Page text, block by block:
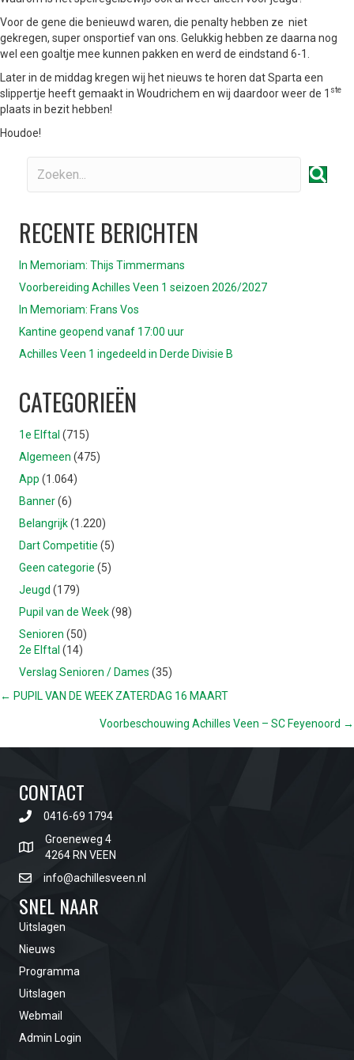
Voor de gene die benieuwd waren, die penalty hebben ze niet
gekregen, super onsportief van ons. Gelukkig hebben ze daarna nog
wel een goaltje mee kunnen pakken en werd de eindstand 6-1.
Later in de middag kregen wij het nieuws te horen dat Sparta een
slippertje heeft gemaakt in Woudrichem en wij daardoor weer de 1 ste
plaats in bezit hebben!
Houdoe!
RECENTE BERICHTEN
In Memoriam: Thijs Timmermans
Voorbereiding Achilles Veen 1 seizoen 2026/2027
In Memoriam: Frans Vos
Kantine geopend vanaf 17:00 uur
Achilles Veen 1 ingedeeld in Derde Divisie B
CATEGORIEËN
1e Elftal (715)
Algemeen (475)
App (1.064)
Banner(6)
Belangrijk(1.220)
Dart Competitie (5)
Geen categorie (5)
Jeugd (179)
Pupil van de Week(98)
Senioren (50)
2e Elftal (14)
Verslag Senioren / Dames (35)
POSTS
NAVIGATION
← PUPIL VAN DE WEEK ZATERDAG 16 MAART
Voorbeschouwing Achilles Veen – SC Feyenoord →
CONTACT
0416-69 1794
Groeneweg 4
4264 RN VEEN
info@achillesveen.nl
SNEL NAAR
Uitslagen
Nieuws
Programma
Uitslagen
Webmail
Admin Login